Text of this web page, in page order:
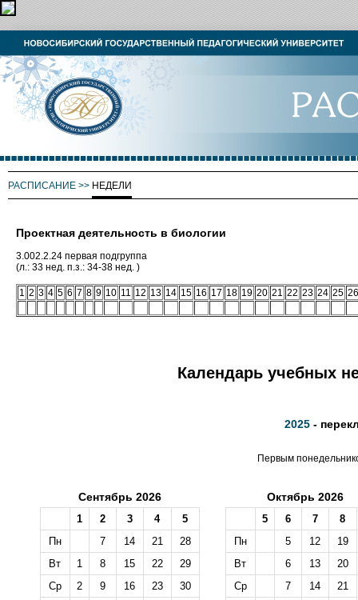
РАСПИСАНИЕ >> НЕДЕЛИ
Проектная деятельность в биологии
3.002.2.24 первая подгруппа
(л.: 33 нед. п.з.: 34-38 нед. )
1 2 3 4 5 6 7 8 9 10 11 12 13 14 15 16 17 18 19 20 21 22 23 24 25 26
Календарь учебных
2025 -
Первым
Сентябрь 2026
1 2 3 4
5
Пн
7 14 21
28
Вт
1 8 15 22
29
Ср
2 9 16 23
30
Октябрь 2026
5 6 7
8
Пн
5 12
19
Вт
6 13
20
Ср
7 14
21